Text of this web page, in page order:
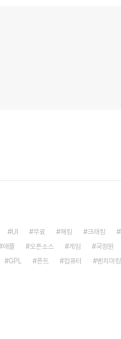
UI 무료 해킹 크래킹
애플 오픈소스 게임 국정원
GPL 폰트 컴퓨터 벤치마킹